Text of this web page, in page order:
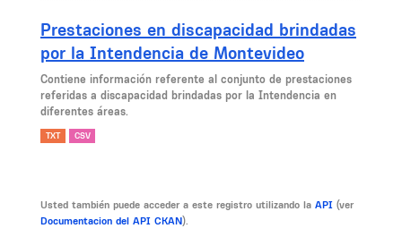
Prestaciones en discapacidad brindadas
por la Intendencia de Montevideo
Contiene información referente al conjunto de prestaciones
referidas a discapacidad brindadas por la Intendencia en
diferentes áreas.
TXT CSV
Usted también puede acceder a este registro utilizando la API (ver
Documentacion del API CKAN).